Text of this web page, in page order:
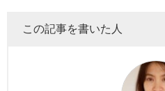
この記事を書いた人